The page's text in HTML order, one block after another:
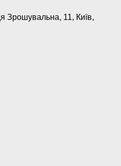
Зрошувальна, 11, Київ,